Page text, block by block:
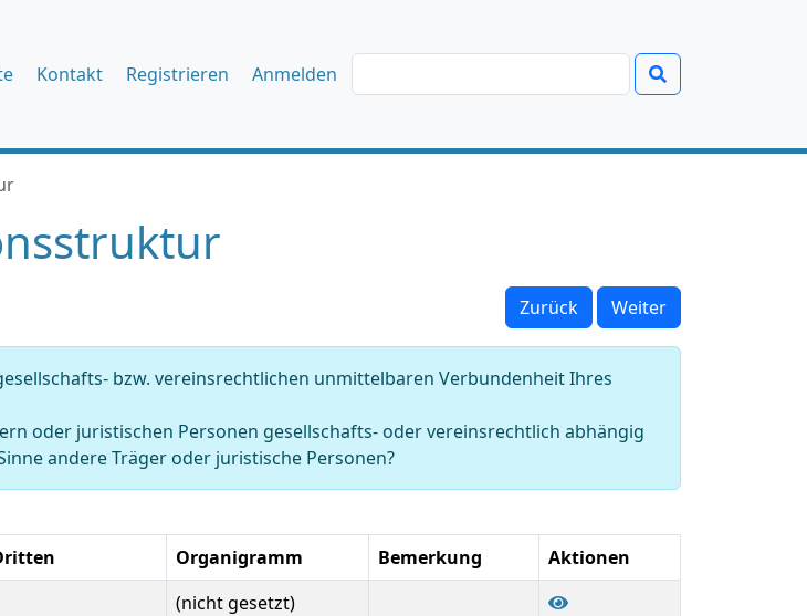
Kontakt Registrieren Anmelden
Zurück Weiter
bzw. vereinsrechtlichen unmittelbaren Verbundenheit Ihres
oder juristischen Personen gesellschafts- oder vereinsrechtlich abhängig
andere Träger oder juristische Personen?
Organigramm Bemerkung
Aktionen
(nicht gesetzt)